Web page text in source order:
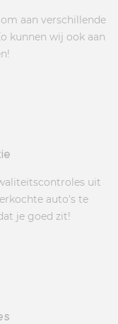
aan verschillende
kunnen wij ook aan
uit
auto's te
je goed zit!